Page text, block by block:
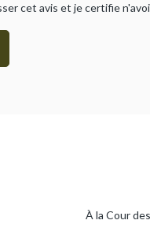
cet avis et je certifie
À la Cour